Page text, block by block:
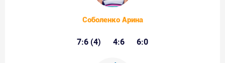
Соболенко Арина
7:6 (4) 4:6 6:0